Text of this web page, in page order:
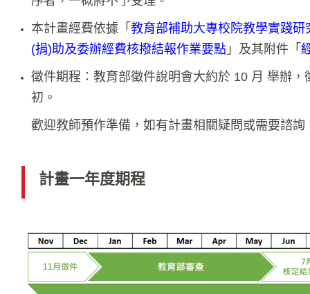
本計畫經費依據「 教育部補助大專校院教學實踐研
(捐)助及委辦經費核撥結報作業要點 」及其附件「
徵件期程：教育部徵件說明會大約於 10 月 舉辦
初。
歡迎教師預作準備，如有計畫相關疑問或需要諮
計畫一年度期程